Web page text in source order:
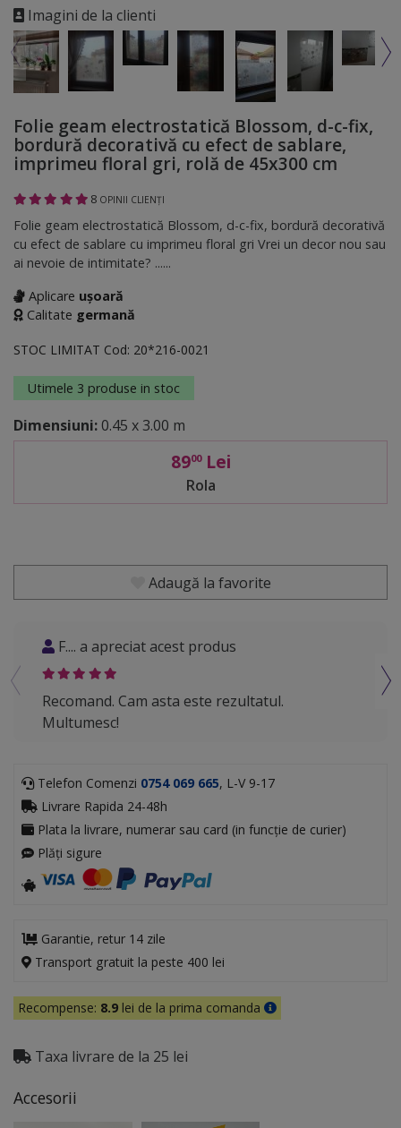
Imagini de la clienti
Folie geam electrostatică Blossom, d-c-fix,
bordură decorativă cu efect de sablare,
imprimeu floral gri, rolă de 45x300 cm
8 OPINII CLIENȚI
Folie geam electrostatică Blossom, d-c-fix, bordură decorativă
cu efect de sablare cu imprimeu floral gri Vrei un decor nou sau
ai nevoie de intimitate? ......
Aplicare ușoară
Calitate germană
STOC LIMITAT Cod: 20*216-0021
Utimele 3 produse in stoc
Dimensiuni:0.45 x 3.00 m
8900Lei
Rola
Adaugă la favorite
F.... a apreciat acest produs
Recomand. Cam asta este rezultatul.
Multumesc!
Telefon Comenzi 0754 069 665, L-V 9-17
Livrare Rapida 24-48h
Plata la livrare, numerar sau card (in funcție de curier)
Plăți sigure
Garantie, retur 14 zile
Transport gratuit la peste 400 lei
Recompense: 8.9 lei de la prima comanda
Taxa livrare de la 25 lei
Accesorii